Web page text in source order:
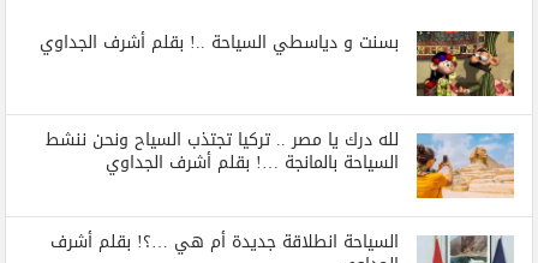
بسنت و دياسطي السياحة ..! بقلم أشرف الجداوي
لله درك يا مصر .. تركيا تجتذب السياح ونحن ننشط
السياحة بالمانجة …! بقلم أشرف الجداوي
السياحة انطلاقة جديدة أم هي …؟! بقلم أشرف